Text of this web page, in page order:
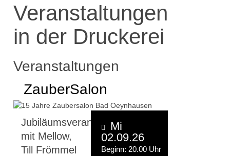
Veranstaltungen
in der Druckerei
Veranstaltungen
ZauberSalon
Jubiläumsveranstaltung
mit Mellow,
Till Frömmel
Mi
02.09.26
Beginn: 20.00 Uhr